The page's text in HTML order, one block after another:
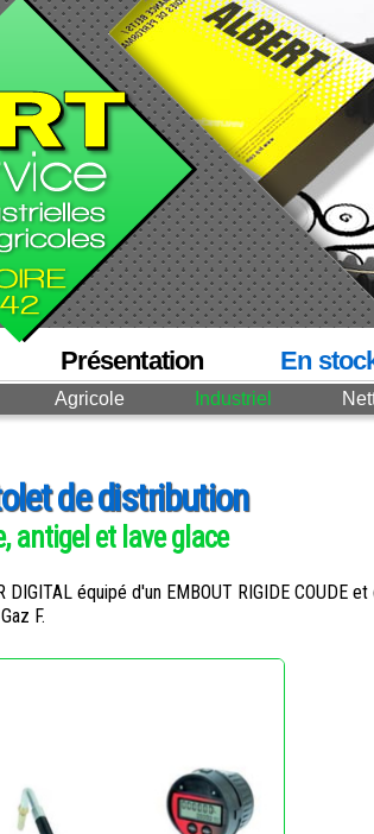
Présentation En
Agricole Industriel
de distribution
antigel et lave glace
DIGITAL équipé d'un EMBOUT RIGIDE COUDE et
F.